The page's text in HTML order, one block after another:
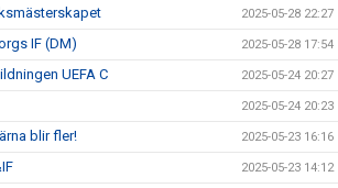
2025-05-28 22:27
IF (DM) 2025-05-28 17:54
UEFA C 2025-05-24 20:27
2025-05-24 20:23
blir fler! 2025-05-23 16:16
2025-05-23 14:12